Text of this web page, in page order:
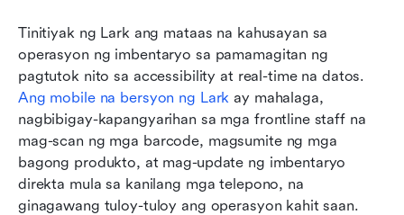
Tinitiyak ng Lark ang mataas na kahusayan sa
operasyon ng imbentaryo sa pamamagitan ng
Ang mobile na bersyon ng Lark ay mahalaga,
nagbibigay-kapangyarihan sa mga frontline staff na
mag-scan ng mga barcode, magsumite ng mga
bagong produkto, at mag-update ng imbentaryo
direkta mula sa kanilang mga telepono, na
ginagawang tuloy-tuloy ang operasyon kahit saan.